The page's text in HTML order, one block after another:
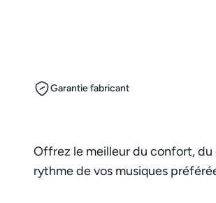
Garantie fabricant
Offrez le meilleur du confort, du
rythme de vos musiques